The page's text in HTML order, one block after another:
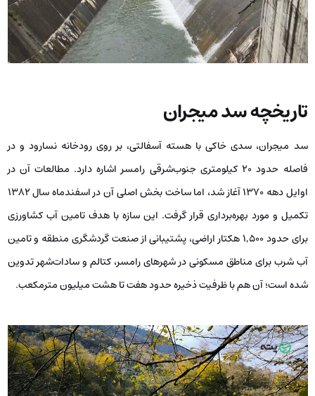
تاریخچه سد میجران
سد میجران، سدی خاکی با هسته آسفالتی، بر روی رودخانه نسارود و در
فاصله حدود ۲۰ کیلومتری جنوب‌شرقی رامسر اشاره دارد. مطالعات آن در
اوایل دهه ۱۳۷۰ آغاز شد، اما ساخت بخش اصلی آن در اسفندماه سال ۱۳۸۲
تکمیل و مورد بهره‌برداری قرار گرفت. این سازه با هدف تامین آب کشاورزی
برای حدود ۱,۵۰۰ هکتار اراضی، پشتیبانی از صنعت گردشگری منطقه و تامین
آب شرب برای مناطق مسکونی در شهرهای رامسر، کتالم و سادات‌شهر تدوین
شده است؛ آن هم با ظرفیت ذخیره حدود هفت تا هشت میلیون مترمکعب.